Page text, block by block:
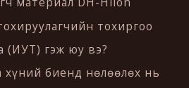
тохиргоо
(ИУТ) гэж юу вэ?
хүний биенд нөлөөлөх нь